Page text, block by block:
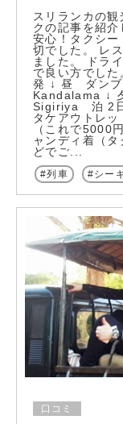
スリランカの
クの記事を紹
安心！タクシ
切でした。 レ
ました。 ドラ
で良い方でし
発 ↓ 昼 ダンブ
Kandalama ↓
Sigiriya 泊 2
タケアウトレ
（これで
ャンディ着（
どでご...
列車 シー
口コミ